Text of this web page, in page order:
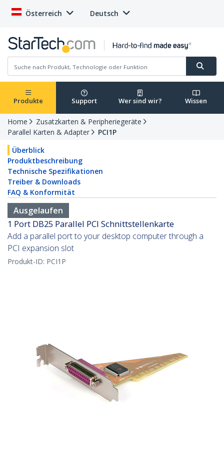
Österreich Deutsch
Produkte Support Wer sind wir? Wissen
Home
Zusatzkarten & Peripheriegeräte
Parallel Karten & Adapter
PCI1P
Überblick
Produktbeschreibung
Technische Spezifikationen
Treiber & Downloads
FAQ & Konformität
Ausgelaufen
1 Port DB25 Parallel PCI Schnittstellenkarte
Add a parallel port to your desktop computer through a
PCI expansion slot
Produkt-ID: PCI1P